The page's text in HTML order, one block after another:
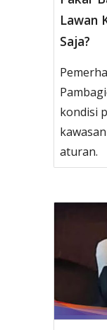
Lawan
Saja?
kondisi
aturan.